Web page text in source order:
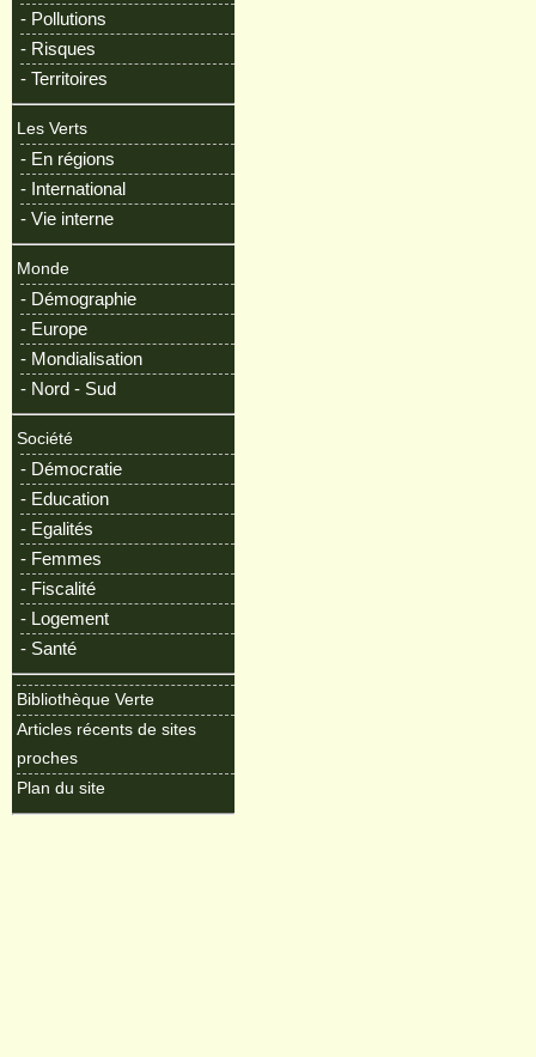
- Pollutions
- Risques
- Territoires
Les Verts
- En régions
- International
- Vie interne
Monde
- Démographie
- Europe
- Mondialisation
- Nord - Sud
Société
- Démocratie
- Education
- Egalités
- Femmes
- Fiscalité
- Logement
- Santé
Bibliothèque Verte
Articles récents de sites
proches
Plan du site